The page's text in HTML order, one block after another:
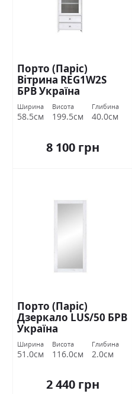
Порто (Паріс)
Вітрина REG1W2S
БРВ Україна
Ширина
58.5см
Висота
199.5см
Глибина
40.0см
8 100 грн
Порто (Паріс)
Дзеркало LUS/50 БРВ
Україна
Ширина
51.0см
Висота
116.0см
Глибина
2.0см
2 440 грн